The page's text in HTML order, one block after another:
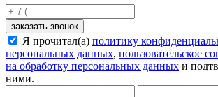
заказать звонок
Я прочитал(а) политику
персональных данных, пользовательское
на обработку персональных данных и
ними.